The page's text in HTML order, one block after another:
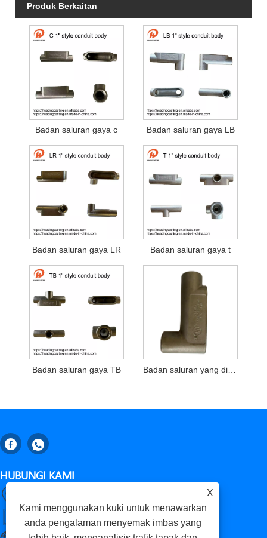
Produk Berkaitan
Badan saluran gaya c Badan saluran gaya LB
Badan saluran gaya LR Badan saluran gaya t
Badan saluran gaya TB
HUBUNGI KAMI
+86-18653276696
X
Kami menggunakan kuki untuk menawarkan
anda pengalaman menyemak imbas yang